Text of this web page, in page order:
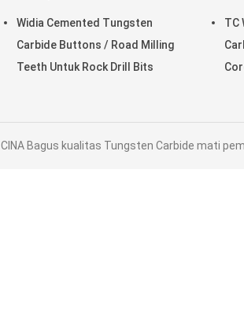
Widia Cemented Tungsten
Carbide Buttons / Road Milling
Teeth Untuk Rock Drill Bits
TC
CINA Bagus kualitas Tungsten Carbide mati